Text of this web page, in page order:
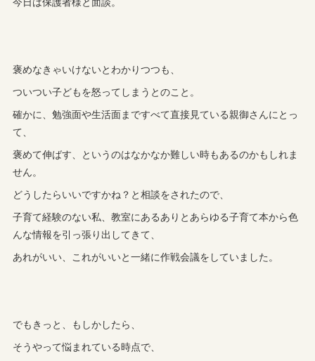
褒めなきゃいけないとわかりつつも、
ついつい子どもを怒ってしまうとのこと。
確かに、勉強面や生活面まですべて直接見ている親御さんにとっ
て、
褒めて伸ばす、というのはなかなか難しい時もあるのかもしれま
せん。
どうしたらいいですかね？と相談をされたので、
子育て経験のない私、教室にあるありとあらゆる子育て本から色
んな情報を引っ張り出してきて、
あれがいい、これがいいと一緒に作戦会議をしていました。
でもきっと、もしかしたら、
そうやって悩まれている時点で、